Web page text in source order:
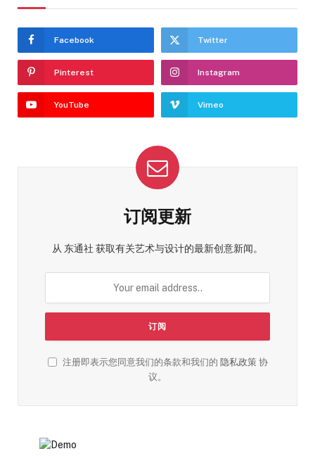
Facebook Twitter
Pinterest Instagram
YouTube Vimeo
订阅更新
从 东通社 获取有关艺术与设计的最新创意新闻。
注册即表示您同意我们的条款和我们的 隐私政策协
议。